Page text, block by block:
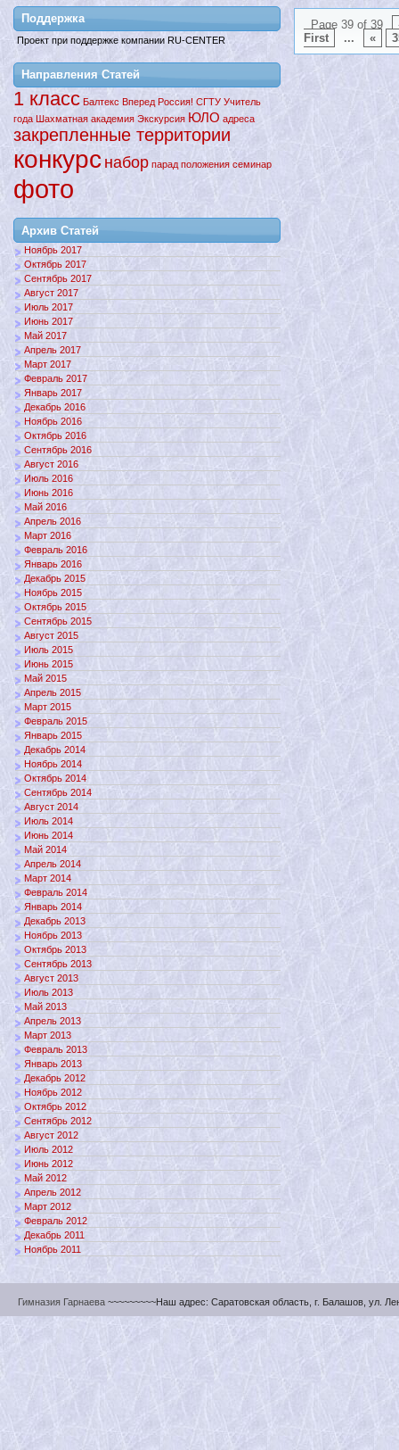
Page 39 of 39
First
... «
Поддержкa
Проект при поддержке компании RU-CENTER
Направления Статей
1 класс Балтекс Вперед Россия! СГТУ Учитель
года Шахматная академия Экскурсия ЮЛО адреса
закрепленные территории
конкурс набор парад положения семинар
фото
Архив Статей
Ноябрь 2017
Октябрь 2017
Сентябрь 2017
Август 2017
Июль 2017
Июнь 2017
Май 2017
Апрель 2017
Март 2017
Февраль 2017
Январь 2017
Декабрь 2016
Ноябрь 2016
Октябрь 2016
Сентябрь 2016
Август 2016
Июль 2016
Июнь 2016
Май 2016
Апрель 2016
Март 2016
Февраль 2016
Январь 2016
Декабрь 2015
Ноябрь 2015
Октябрь 2015
Сентябрь 2015
Август 2015
Июль 2015
Июнь 2015
Май 2015
Апрель 2015
Март 2015
Февраль 2015
Январь 2015
Декабрь 2014
Ноябрь 2014
Октябрь 2014
Сентябрь 2014
Август 2014
Июль 2014
Июнь 2014
Май 2014
Апрель 2014
Март 2014
Февраль 2014
Январь 2014
Декабрь 2013
Ноябрь 2013
Октябрь 2013
Сентябрь 2013
Август 2013
Июль 2013
Май 2013
Апрель 2013
Март 2013
Февраль 2013
Январь 2013
Декабрь 2012
Ноябрь 2012
Октябрь 2012
Сентябрь 2012
Август 2012
Июль 2012
Июнь 2012
Май 2012
Апрель 2012
Март 2012
Февраль 2012
Декабрь 2011
Ноябрь 2011
Гимназия Гарнаева ~~~~~~~~~Наш адрес: Саратовская область, г. Балашов, ул.